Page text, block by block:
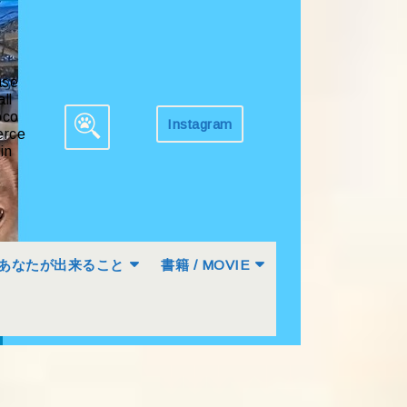
Search
InstagramGet
なたが出来ること 書籍 / MOVIE